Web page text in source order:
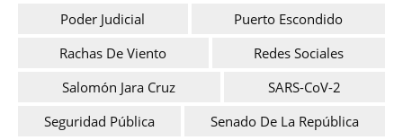
Poder Judicial
Puerto Escondido
Rachas De Viento
Redes Sociales
Salomón Jara Cruz
SARS-CoV-2
Seguridad Pública
Senado De La República